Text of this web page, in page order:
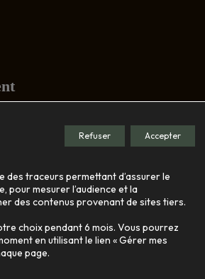
des traceurs permettant d’assurer le
pour mesurer l’audience et la
des contenus provenant de sites tiers.
choix pendant 6 mois. Vous pourrez
en utilisant le lien « Gérer mes
page.
Accepter
Refuser